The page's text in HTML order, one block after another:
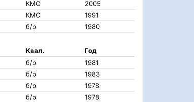
КМС
2005
КМС
1991
б/р 1980
Квал.
Год
б/р
1981
б/р
1983
б/р
1978
б/р
1978